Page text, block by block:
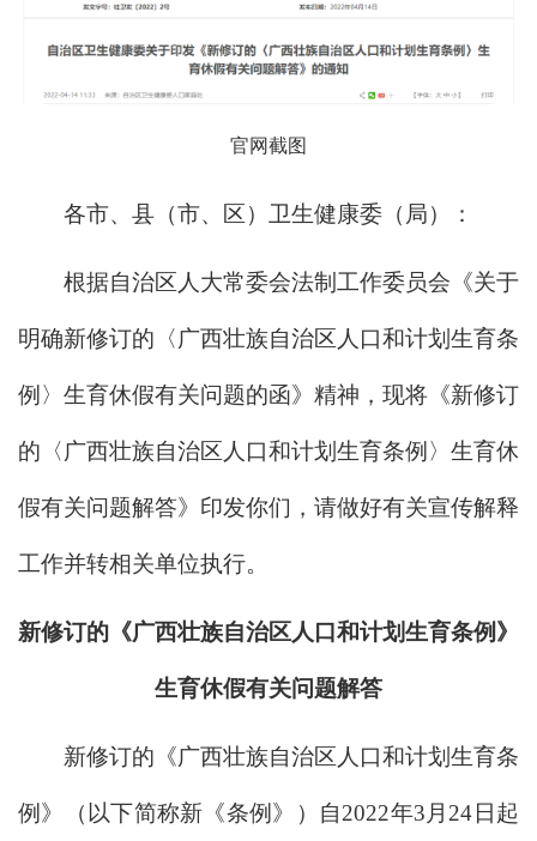
官网截图
各市、县（市、区）卫生健康委（局）：
根据自治区人大常委会法制工作委员会《关于
明确新修订的〈广西壮族自治区人口和计划生育条
例〉生育休假有关问题的函》精神，现将《新修订
的〈广西壮族自治区人口和计划生育条例〉生育休
假有关问题解答》印发你们，请做好有关宣传解释
工作并转相关单位执行。
新修订的《广西壮族自治区人口和计划生育条例》
生育休假有关问题解答
新修订的《广西壮族自治区人口和计划生育条
例》（以下简称新《条例》）自2022年3月24日起